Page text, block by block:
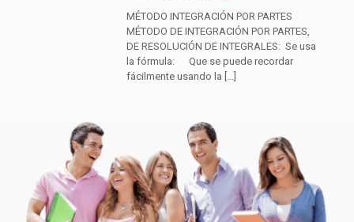
MÉTODO INTEGRACIÓN POR PARTES
MÉTODO DE INTEGRACIÓN POR PARTES,
DE RESOLUCIÓN DE INTEGRALES: Se usa
la fórmula: Que se puede recordar
fácilmente usando la […]